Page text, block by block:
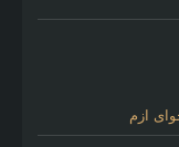
ازم